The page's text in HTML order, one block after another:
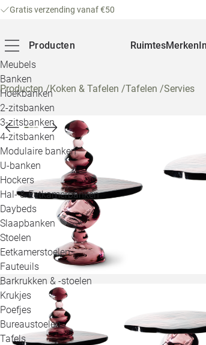
Gratis verzending vanaf €50
Producten
Meubels
Banken
Hoekbanken
2-zitsbanken
3-zitsbanken
4-zitsbanken
Modulaire banken
U-banken
Hockers
Hal- & Eetkamerbanken
Daybeds
Slaapbanken
Stoelen
Eetkamerstoelen
Fauteuils
Barkrukken & -stoelen
Krukjes
Poefjes
Bureaustoelen
Tafels
RuimtesMerken
Producten/Koken & Tafelen /Tafelen /Servies